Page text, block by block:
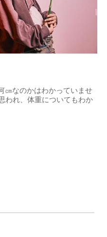
㎝なのかはわかっていませ
われ、体重についてもわか